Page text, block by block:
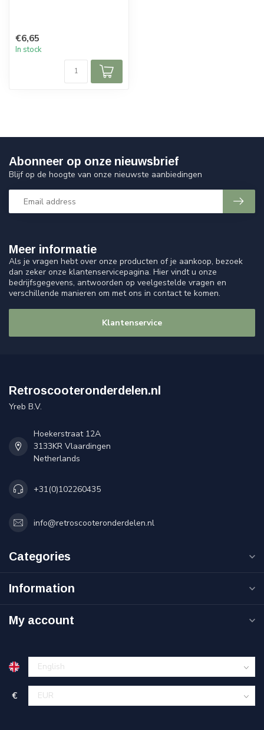
€6,65
In stock
Meer informatie
Als je vragen hebt over onze producten of je aankoop, bezoek
dan zeker onze klantenservicepagina. Hier vindt u onze
bedrijfsgegevens, antwoorden op veelgestelde vragen en
verschillende manieren om met ons in contact te komen.
Klantenservice
Abonneer op onze nieuwsbrief
Blijf op de hoogte van onze nieuwste aanbiedingen
Retroscooteronderdelen.nl
Yreb B.V.
Hoekerstraat 12A
3133KR Vlaardingen
Netherlands
+31(0)102260435
info@retroscooteronderdelen.nl
Categories
Information
My account
€